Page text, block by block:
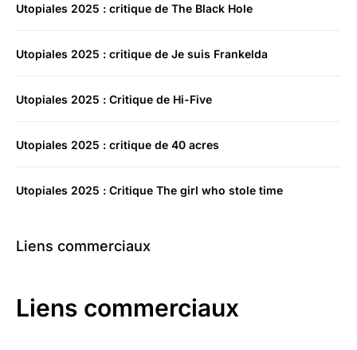
Utopiales 2025 : critique de The Black Hole
Utopiales 2025 : critique de Je suis Frankelda
Utopiales 2025 : Critique de Hi-Five
Utopiales 2025 : critique de 40 acres
Utopiales 2025 : Critique The girl who stole time
Liens commerciaux
Liens commerciaux